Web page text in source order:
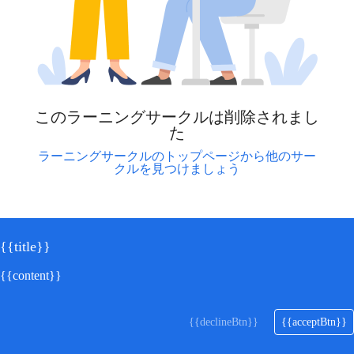
このラーニングサークルは削除されまし
た
ラーニングサークルのトップページから他のサー
クルを見つけましょう
{{title}}
{{content}}
{{declineBtn}} {{acceptBtn}}